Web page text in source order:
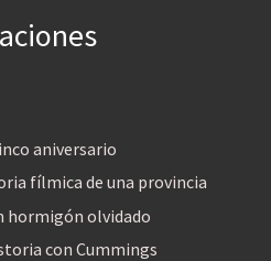
aniversario
fílmica de una provincia
hormigón olvidado
con Cummings